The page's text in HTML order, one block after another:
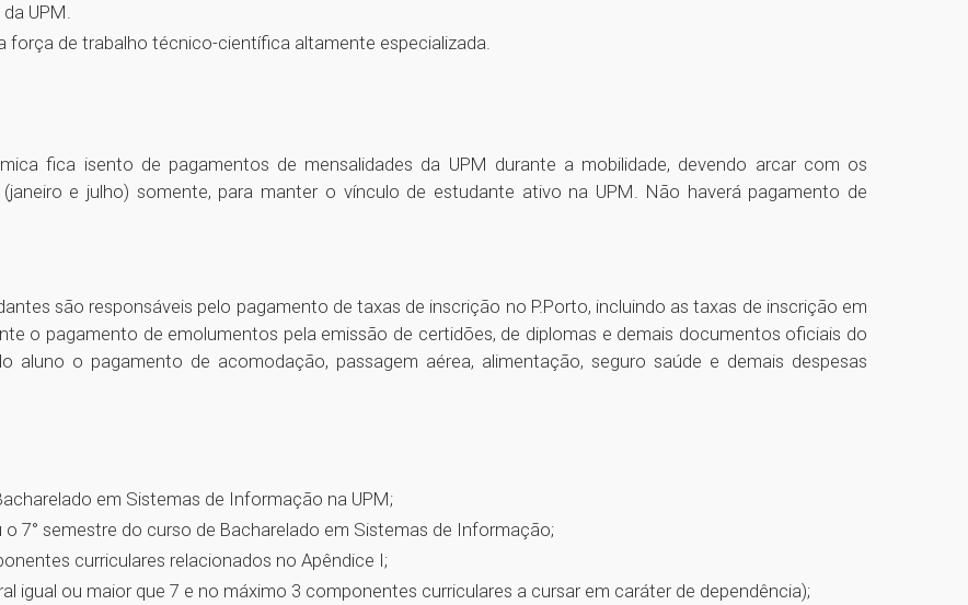
UPM.
força de trabalho técnico-científica altamente especializada.
fica isento de pagamentos de mensalidades da UPM durante a mobilidade, devendo arcar com os
e julho) somente, para manter o vínculo de estudante ativo na UPM. Não haverá pagamento de
são responsáveis pelo pagamento de taxas de inscrição no P.Porto, incluindo as taxas de inscrição em
o pagamento de emolumentos pela emissão de certidões, de diplomas e demais documentos oficiais do
aluno o pagamento de acomodação, passagem aérea, alimentação, seguro saúde e demais despesas
em Sistemas de Informação na UPM;
7° semestre do curso de Bacharelado em Sistemas de Informação;
curriculares relacionados no Apêndice I;
igual ou maior que 7 e no máximo 3 componentes curriculares a cursar em caráter de dependência);